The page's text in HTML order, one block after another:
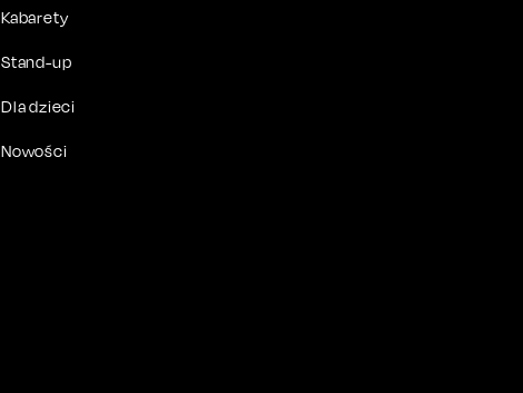
Kabarety
Stand-up
Dla dzieci
Nowości